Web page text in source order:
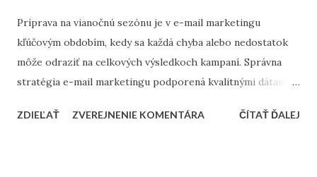
Príprava na vianočnú sezónu je v e-mail marketingu
kľúčovým obdobím, kedy sa každá chyba alebo nedostatok
môže odraziť na celkových výsledkoch kampaní. Správna
stratégia e-mail marketingu podporená kvalitnými dátami a
priniesť nárast predajov aj vysokú spokojnosť zákazníkov.
ZDIEĽAŤ ZVEREJNENIE KOMENTÁRA ČÍTAŤ ĎALEJ